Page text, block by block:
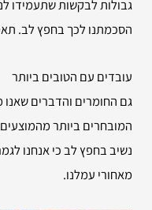
גבולות לבקשות שתעמידו
הסכמתנו לכך בחפץ לב.
עובדים עם הטובים ביותר
גם החומרים והדברים
המובחרים ביותר
נשיב בחפץ לב כי אנחנו
מאחורי עמלנו.